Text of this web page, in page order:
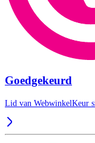
Goedgekeurd
Lid van WebwinkelKeur